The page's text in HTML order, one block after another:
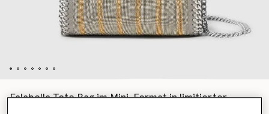
Falabella Tote Bag im Mini-Format in limitierter